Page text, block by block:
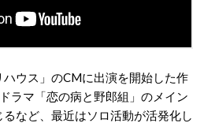
ウス」のCMに出演を開始した作
ラマ「恋の病と野郎組」のメイン
など、最近はソロ活動が活発化し